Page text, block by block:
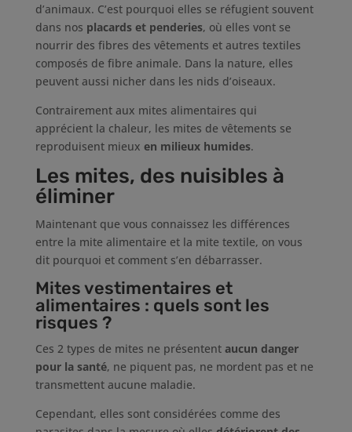
d’animaux. C’est pourquoi elles se réfugient souvent
dans nos placards et penderies, où elles vont se
nourrir des fibres des vêtements et autres textiles
composés de fibre animale. Dans la nature, elles
peuvent aussi nicher dans les nids d’oiseaux.
Contrairement aux mites alimentaires qui
apprécient la chaleur, les mites de vêtements se
reproduisent mieux en milieux humides.
Les mites, des nuisibles à
éliminer
Maintenant que vous connaissez les différences
entre la mite alimentaire et la mite textile, on vous
dit pourquoi et comment s’en débarrasser.
Mites vestimentaires et
alimentaires : quels sont les
risques ?
Ces 2 types de mites ne présententaucun danger
pour la santé, ne piquent pas, ne mordent pas et ne
transmettent aucune maladie.
Cependant, elles sont considérées comme des